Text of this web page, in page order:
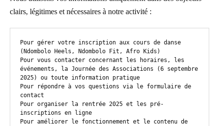
clairs, légitimes et nécessaires à notre activité :
Pour gérer votre inscription aux cours de danse
(Ndombolo Heels, Ndombolo Fit, Afro Kids)
Pour vous contacter concernant les horaires, les
événements, la Journée des Associations (6 septembre
2025) ou toute information pratique
Pour répondre à vos questions via le formulaire de
contact
Pour organiser la rentrée 2025 et les pré-
inscriptions en ligne
Pour améliorer le fonctionnement et le contenu de